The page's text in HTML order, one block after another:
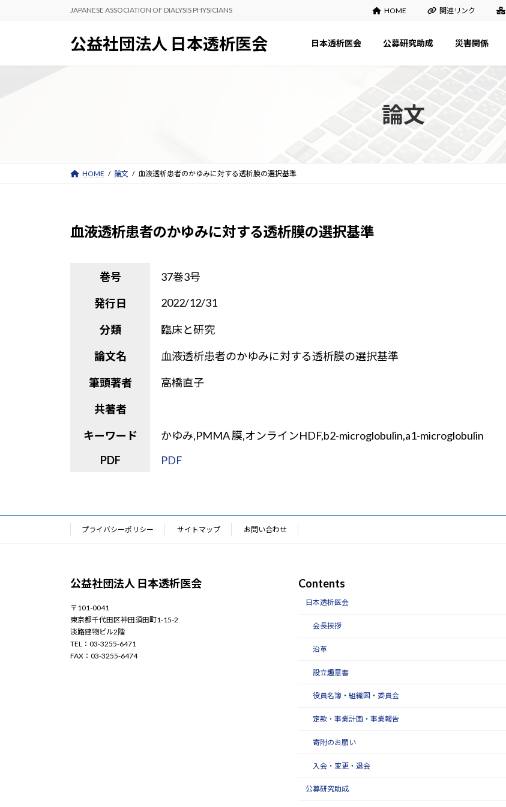
JAPANESE ASSOCIATION OF DIALYSIS PHYSICIANS HOME 関連リンク
公益社団法人 日本透析医会 日本透析医会 公募研究助成 災害関係
論文
HOME 論文 血液透析患者のかゆみに対する透析膜の選択基準
血液透析患者のかゆみに対する透析膜の選択基準
巻号
37巻3号
発行日
2022/12/31
分類
臨床と研究
論文名
血液透析患者のかゆみに対する透析膜の選択基準
筆頭著者
高橋直子
共著者
キーワード
かゆみ,PMMA 膜,オンラインHDF,b2-microglobulin,a1-microglobulin
PDF
PDF
プライバシーポリシー サイトマップ お問い合わせ
公益社団法人 日本透析医会
〒101-0041
東京都千代田区神田須田町1-15-2
淡路建物ビル2階
TEL：03-3255-6471
FAX：03-3255-6474
Contents
日本透析医会
会長挨拶
沿革
設立趣意書
役員名簿・組織図・委員会
定款・事業計画・事業報告
寄附のお願い
入会・変更・退会
公募研究助成